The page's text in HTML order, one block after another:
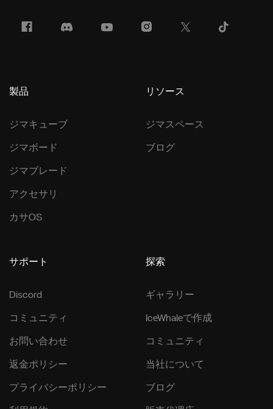
製品
ジマキューブ
ジマボード
ジマブレード
アクセサリ
カサOS
リソース
ジマスペース
ブログ
サポート
Discord
コミュニティ
お問い合わせ
返金ポリシー
プライバシーポリシー
探索
ギャラリー
IceWhaleで作成
コミュニティ
当社について
ブログ